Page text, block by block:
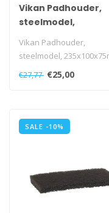
Vikan Padhouder,
steelmodel,
235x100x75mm,
Vikan Padhouder,
steelmodel,
€27,77 €25,00
SALE -10%